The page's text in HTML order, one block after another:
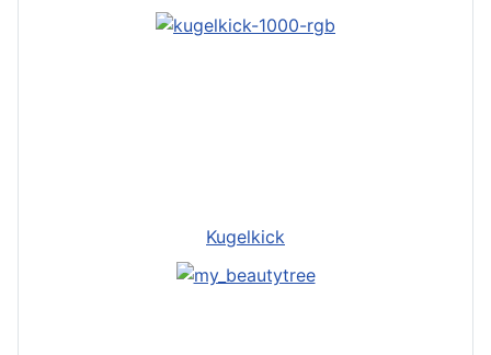
Kugelkick